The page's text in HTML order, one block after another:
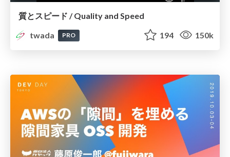
質とスピード / Quality and Speed
twada
PRO 194 150k